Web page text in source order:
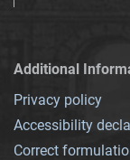
Additional
Privacy policy
Accessibility
Correct